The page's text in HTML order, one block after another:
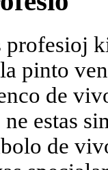
profesioj
pinto
de
estas
de